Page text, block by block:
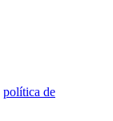
política de